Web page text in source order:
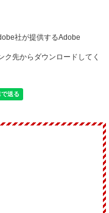
社が提供するAdobe
先からダウンロードしてく